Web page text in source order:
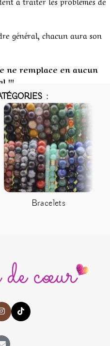
général, chacun aura son
ne remplace en aucun
!!!
:
Bracelets